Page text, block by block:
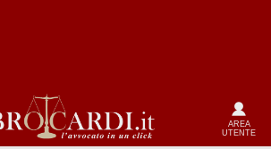
AREA
UTENTE